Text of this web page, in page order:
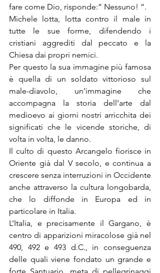
fare come Dio, risponde:” Nessuno! ”.
Michele lotta, lotta contro il male in
tutte le sue forme, difendendo i
cristiani aggrediti dal peccato e la
Chiesa dai propri nemici.
Per questo la sua immagine più famosa
è quella di un soldato vittorioso sul
male-diavolo, un’immagine che
accompagna la storia dell’arte dal
medioevo ai giorni nostri arricchita dei
significati che le vicende storiche, di
volta in volta, le danno.
Il culto di questo Arcangelo fiorisce in
Oriente già dal V secolo, e continua a
crescere senza interruzioni in Occidente
anche attraverso la cultura longobarda,
che lo diffonde in Europa ed in
particolare in Italia.
L’Italia, e precisamente il Gargano, è
centro di apparizioni miracolose già nel
490, 492 e 493 d.C., in conseguenza
delle quali viene fondato un grande e
forte Santuario, meta di pellegrinaggi